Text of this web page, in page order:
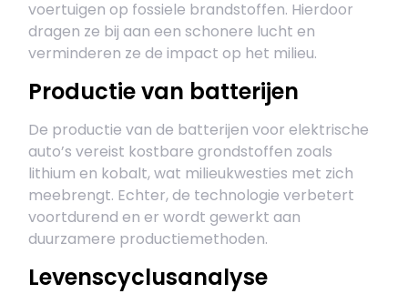
voertuigen op fossiele brandstoffen. Hierdoor
dragen ze bij aan een schonere lucht en
verminderen ze de impact op het milieu.
Productie van batterijen
De productie van de batterijen voor elektrische
auto’s vereist kostbare grondstoffen zoals
lithium en kobalt, wat milieukwesties met zich
meebrengt. Echter, de technologie verbetert
voortdurend en er wordt gewerkt aan
duurzamere productiemethoden.
Levenscyclusanalyse